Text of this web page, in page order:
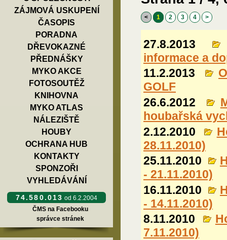
ZÁJMOVÁ USKUPENÍ
ČASOPIS
PORADNA
DŘEVOKAZNÉ
PŘEDNÁŠKY
MYKO AKCE
FOTOSOUTĚŽ
KNIHOVNA
MYKO ATLAS
NÁLEZIŠTĚ
HOUBY
OCHRANA HUB
KONTAKTY
SPONZOŘI
VYHLEDÁVÁNÍ
74.580.013 od 6.2.2004
ČMS na Facebooku
správce stránek
< 1 2 3 4 >
27.8.2013
informace a
11.2.2013
GOLF
26.6.2012
houbařská
2.12.2010
28.11.2010)
25.11.2010
- 21.11.2010)
16.11.2010
- 14.11.2010)
8.11.2010
7.11.2010)